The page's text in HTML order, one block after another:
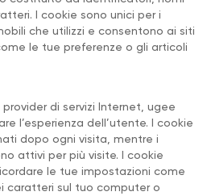
I cookie sono unici per i
che utilizzi e consentono ai siti
le tue preferenze o gli articoli
di servizi Internet, ugee
l’esperienza dell’utente. I cookie
dopo ogni visita, mentre i
attivi per più visite. I cookie
le tue impostazioni come
caratteri sul tuo computer o